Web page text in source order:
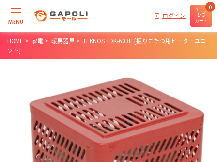
MENU
ログイン
カート
0
HOME > 家電 > 暖房器具 > TEKNOS TDK-603H [掘りごたつ用ヒーターユニ
ット]